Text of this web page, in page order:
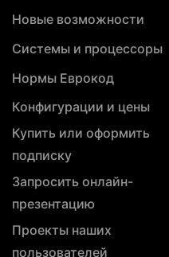
Новые возможности
Системы и процессоры
Нормы Еврокод
Конфигурации и цены
Купить или оформить
подписку
Запросить онлайн-
презентацию
Проекты наших
пользователей